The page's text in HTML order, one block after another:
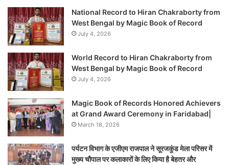
National Record to Hiran Chakraborty from
West Bengal by Magic Book of Record
July 4, 2026
World Record to Hiran Chakraborty from
West Bengal by Magic Book of Record
July 4, 2026
Magic Book of Records Honored Achievers
at Grand Award Ceremony in Faridabad|
March 18, 2026
पर्यटन विभाग के एजीएम राजपाल ने सूरजकुंड मेला परिसर में
मुख्य चौपाल पर कलाकारों के लिए किया है बेहतर और